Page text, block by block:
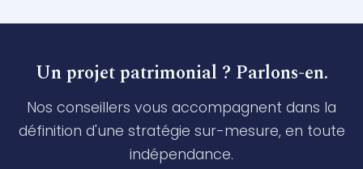
Un projet patrimonial ? Parlons-en.
Nos conseillers vous accompagnent dans la
définition d'une stratégie sur-mesure, en toute
indépendance.